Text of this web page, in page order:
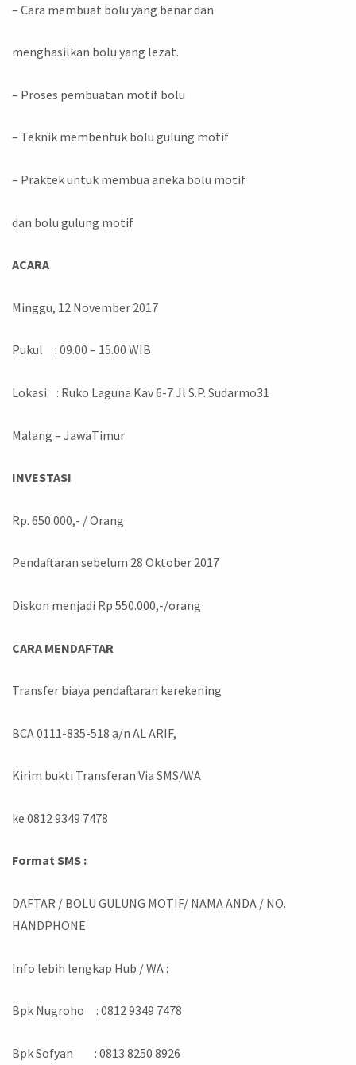
– Cara membuat bolu yang benar dan
menghasilkan bolu yang lezat.
– Proses pembuatan motif bolu
– Teknik membentuk bolu gulung motif
– Praktek untuk membua aneka bolu motif
dan bolu gulung motif
ACARA
Minggu, 12 November 2017
Pukul : 09.00 – 15.00 WIB
Lokasi : Ruko Laguna Kav 6-7 Jl S.P. Sudarmo31
Malang – JawaTimur
INVESTASI
Rp. 650.000,- / Orang
Pendaftaran sebelum 28 Oktober 2017
Diskon menjadi Rp 550.000,-/orang
CARA MENDAFTAR
Transfer biaya pendaftaran kerekening
BCA 0111-835-518 a/n AL ARIF,
Kirim bukti Transferan Via SMS/WA
ke 0812 9349 7478
Format SMS :
DAFTAR / BOLU GULUNG MOTIF/ NAMA ANDA / NO.
HANDPHONE
Info lebih lengkap Hub / WA :
Bpk Nugroho : 0812 9349 7478
Bpk Sofyan : 0813 8250 8926